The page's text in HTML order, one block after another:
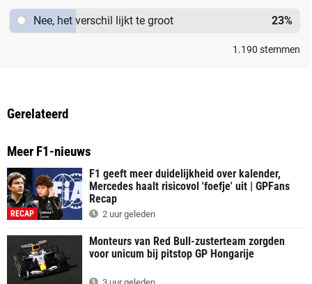
Nee, het verschil lijkt te groot 23%
1.190 stemmen
Gerelateerd
Meer F1-nieuws
RECAP
F1 geeft meer duidelijkheid over kalender,
Mercedes haalt risicovol 'foefje' uit | GPFans
Recap
2 uur geleden
Monteurs van Red Bull-zusterteam zorgden
voor unicum bij pitstop GP Hongarije